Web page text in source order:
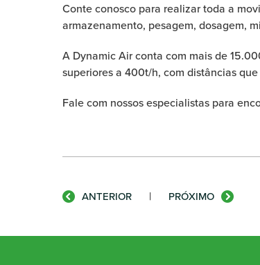
Conte conosco para realizar toda a
armazenamento, pesagem, dosagem,
A Dynamic Air conta com mais de
superiores a 400t/h, com distâncias
Fale com nossos especialistas para
ANTERIOR | PRÓXIMO